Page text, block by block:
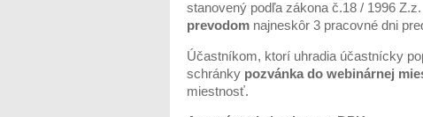
stanovený podľa zákona č.18 / 1996
prevodom najneskôr 3 pracovné dni
Účastníkom, ktorí uhradia účastnícky
schránky pozvánka do webinárnej
miestnosť.